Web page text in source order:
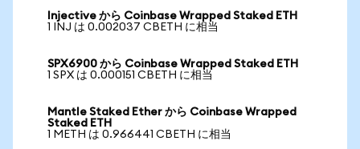
Injective から Coinbase Wrapped Staked ETH
1 INJ は 0.002037 CBETH に相当
SPX6900 から Coinbase Wrapped Staked ETH
1 SPX は 0.000151 CBETH に相当
Mantle Staked Ether から Coinbase Wrapped
Staked ETH
1 METH は 0.966441 CBETH に相当